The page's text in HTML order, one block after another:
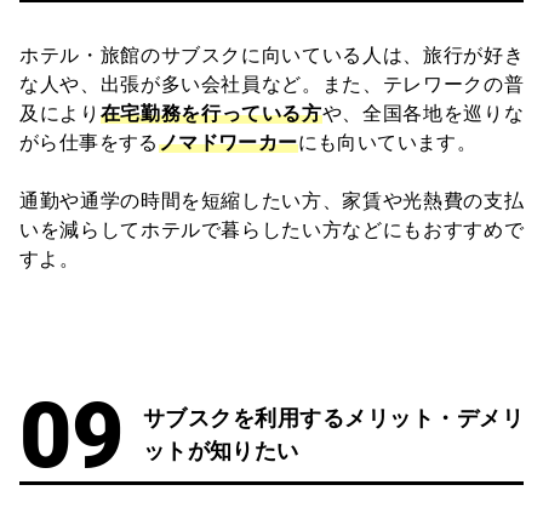
ホテル・旅館のサブスクに向いている人は、旅行が好き
な人や、出張が多い会社員など。また、テレワークの普
及により 在宅勤務を行っている方や、全国各地を巡りな
がら仕事をするノマドワーカーにも向いています。
通勤や通学の時間を短縮したい方、家賃や光熱費の支払
いを減らしてホテルで暮らしたい方などにもおすすめで
すよ。
サブスクを利用するメリット・デメリ
ットが知りたい